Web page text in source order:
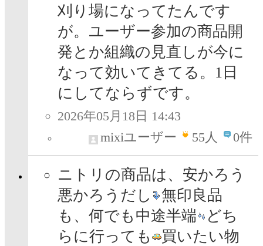
刈り場になってたんです
が。ユーザー参加の商品開
発とか組織の見直しが今に
なって効いてきてる。1日
にしてならずです。
2026年05月18日 14:43
mixiユーザー
55人 0件
ニトリの商品は、安かろう
悪かろうだし
無印良品
も、何でも中途半端
どち
らに行っても
買いたい物